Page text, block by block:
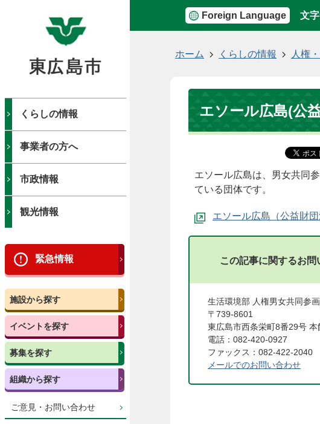
Foreign Language 文
くらしの情報
事業者の方へ
市政情報
観光情報
緊急情報
施設から探す
イベントを探す
募集を探す
組織から探す
ご意見・お問い合わせ
ホーム くらしの情報 人権
エソール広島(公
エソール広島は、男女共同
ている団体です。
エソール広島（公益財
この記事に関するお問
生活環境部 人権男女共同参
〒739-8601
東広島市西条栄町8番29号 本
電話：082-420-0927
ファックス：082-422-2040
メールでのお問い合わせ